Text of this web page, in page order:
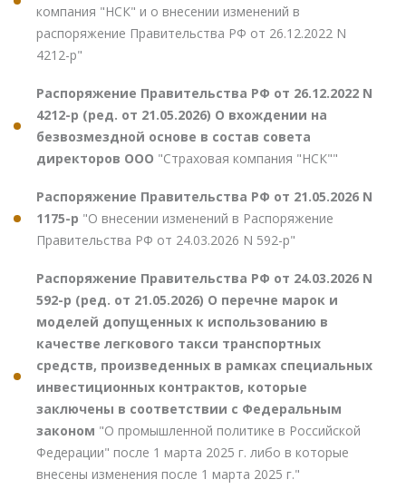
компания "НСК" и о внесении изменений в
распоряжение Правительства РФ от 26.12.2022 N
4212-р"
Распоряжение Правительства РФ от 26.12.2022 N
4212-р (ред. от 21.05.2026) О вхождении на
безвозмездной основе в состав совета
директоров ООО "Страховая компания "НСК""
Распоряжение Правительства РФ от 21.05.2026 N
1175-р "О внесении изменений в Распоряжение
Правительства РФ от 24.03.2026 N 592-р"
Распоряжение Правительства РФ от 24.03.2026 N
592-р (ред. от 21.05.2026) О перечне марок и
моделей допущенных к использованию в
качестве легкового такси транспортных
средств, произведенных в рамках специальных
инвестиционных контрактов, которые
заключены в соответствии с Федеральным
законом "О промышленной политике в Российской
Федерации" после 1 марта 2025 г. либо в которые
внесены изменения после 1 марта 2025 г."